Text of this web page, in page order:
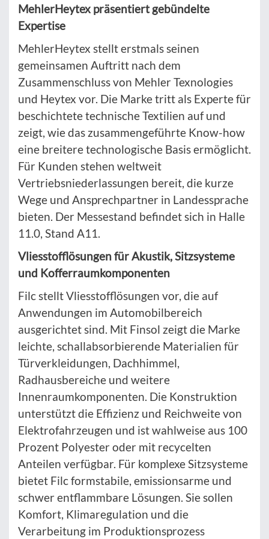
MehlerHeytex präsentiert gebündelte
Expertise
MehlerHeytex stellt erstmals seinen
gemeinsamen Auftritt nach dem
Zusammenschluss von Mehler Texnologies
und Heytex vor. Die Marke tritt als Experte für
beschichtete technische Textilien auf und
zeigt, wie das zusammengeführte Know-how
eine breitere technologische Basis ermöglicht.
Für Kunden stehen weltweit
Vertriebsniederlassungen bereit, die kurze
Wege und Ansprechpartner in Landessprache
bieten. Der Messestand befindet sich in Halle
11.0, Stand A11.
Vliesstofflösungen für Akustik, Sitzsysteme
und Kofferraumkomponenten
Filc stellt Vliesstofflösungen vor, die auf
Anwendungen im Automobilbereich
ausgerichtet sind. Mit Finsol zeigt die Marke
leichte, schallabsorbierende Materialien für
Türverkleidungen, Dachhimmel,
Radhausbereiche und weitere
Innenraumkomponenten. Die Konstruktion
unterstützt die Effizienz und Reichweite von
Elektrofahrzeugen und ist wahlweise aus 100
Prozent Polyester oder mit recycelten
Anteilen verfügbar. Für komplexe Sitzsysteme
bietet Filc formstabile, emissionsarme und
schwer entflammbare Lösungen. Sie sollen
Komfort, Klimaregulation und die
Verarbeitung im Produktionsprozess